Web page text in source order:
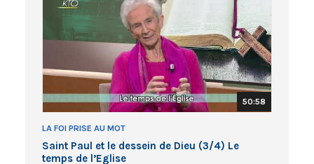
50:58
LA FOI PRISE AU MOT
Saint Paul et le dessein de Dieu (3/4) Le
temps de l’Eglise